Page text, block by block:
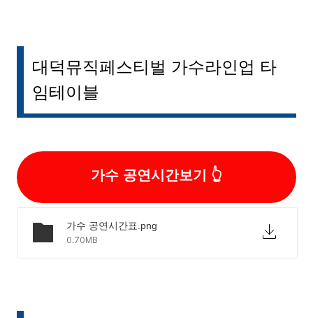
대덕뮤직페스티벌 가수라인업 타
임테이블
가수 공연시간보기
가수 공연시간표.png
0.70MB